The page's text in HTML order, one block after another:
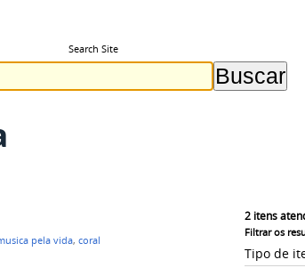
Search Site
2itens
Filtrar os
Tipo de
pela vida, coral